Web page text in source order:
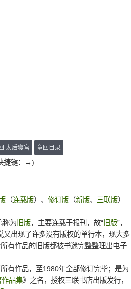
太后寝宫 章回目录
捷键：→)
（连载版）、 修订版 （新版、 三联版）
为 旧版，主要连载于报刊，故“ 旧版”，
又出现了许多没有版权的单行本，现大多
有作品的旧版都被书迷完整整理出电子
作品，至1980年全部修订完毕；是为
作品集》之名，授权三联书店出版发行，